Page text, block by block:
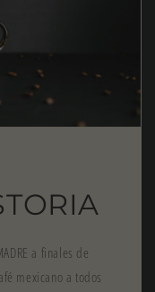
a finales de
mexicano a todos